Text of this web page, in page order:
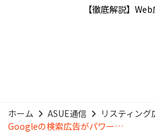
【徹底解説】
ホーム ASUE通信 リスティング
Googleの検索広告がパワー…